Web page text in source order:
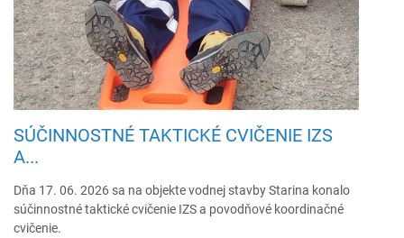
SÚČINNOSTNÉ TAKTICKÉ CVIČENIE IZS
A...
Dňa 17. 06. 2026 sa na objekte vodnej stavby Starina konalo
súčinnostné taktické cvičenie IZS a povodňové koordinačné
cvičenie.